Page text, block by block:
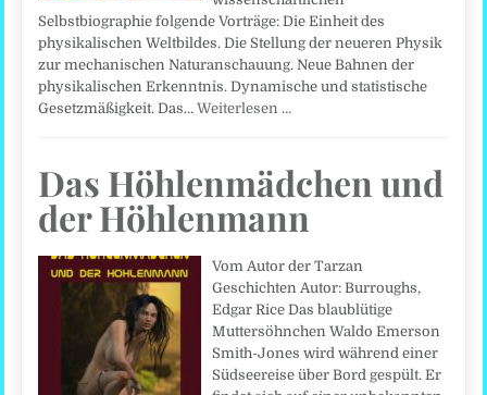
Selbstbiographie folgende Vorträge: Die Einheit des
physikalischen Weltbildes. Die Stellung der neueren Physik
zur mechanischen Naturanschauung. Neue Bahnen der
physikalischen Erkenntnis. Dynamische und statistische
Gesetzmäßigkeit. Das…Weiterlesen …
Das Höhlenmädchen und
der Höhlenmann
Vom Autor der Tarzan
Geschichten Autor: Burroughs,
Edgar Rice Das blaublütige
Muttersöhnchen Waldo Emerson
Smith-Jones wird während einer
Südseereise über Bord gespült. Er